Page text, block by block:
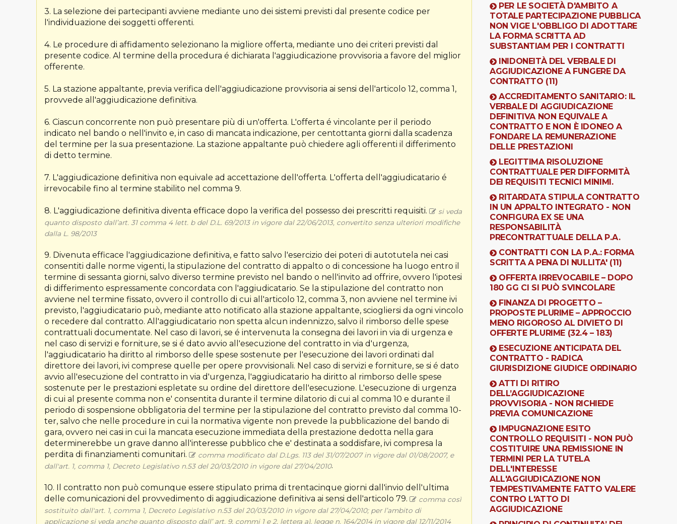
3. La selezione dei partecipanti avviene mediante uno dei sistemi previsti dal presente codice per
l'individuazione dei soggetti offerenti.
4. Le procedure di affidamento selezionano la migliore offerta, mediante uno dei criteri previsti dal
presente codice. Al termine della procedura é dichiarata l'aggiudicazione provvisoria a favore del miglior
offerente.
5. La stazione appaltante, previa verifica dell'aggiudicazione provvisoria ai sensi dell'articolo 12, comma 1,
provvede all'aggiudicazione definitiva.
6. Ciascun concorrente non può presentare più di un'offerta. L'offerta é vincolante per il periodo
indicato nel bando o nell'invito e, in caso di mancata indicazione, per centottanta giorni dalla scadenza
del termine per la sua presentazione. La stazione appaltante può chiedere agli offerenti il differimento
di detto termine.
7. L'aggiudicazione definitiva non equivale ad accettazione dell'offerta. L'offerta dell'aggiudicatario é
irrevocabile fino al termine stabilito nel comma 9.
8. L'aggiudicazione definitiva diventa efficace dopo la verifica del possesso dei prescritti requisiti.
si veda
quanto disposto dall’art. 31 comma 4 lett. b del D.L. 69/2013 in vigore dal 22/06/2013, convertito senza ulteriori modifiche
dalla L. 98/2013
9. Divenuta efficace l'aggiudicazione definitiva, e fatto salvo l'esercizio dei poteri di autotutela nei casi
consentiti dalle norme vigenti, la stipulazione del contratto di appalto o di concessione ha luogo entro il
termine di sessanta giorni, salvo diverso termine previsto nel bando o nell'invito ad offrire, ovvero l'ipotesi
di differimento espressamente concordata con l'aggiudicatario. Se la stipulazione del contratto non
avviene nel termine fissato, ovvero il controllo di cui all'articolo 12, comma 3, non avviene nel termine ivi
previsto, l'aggiudicatario può, mediante atto notificato alla stazione appaltante, sciogliersi da ogni vincolo
o recedere dal contratto. All'aggiudicatario non spetta alcun indennizzo, salvo il rimborso delle spese
contrattuali documentate. Nel caso di lavori, se é intervenuta la consegna dei lavori in via di urgenza e
nel caso di servizi e forniture, se si é dato avvio all'esecuzione del contratto in via d'urgenza,
l'aggiudicatario ha diritto al rimborso delle spese sostenute per l'esecuzione dei lavori ordinati dal
direttore dei lavori, ivi comprese quelle per opere provvisionali. Nel caso di servizi e forniture, se si é dato
avvio all'esecuzione del contratto in via d'urgenza, l'aggiudicatario ha diritto al rimborso delle spese
sostenute per le prestazioni espletate su ordine del direttore dell'esecuzione. L'esecuzione di urgenza
di cui al presente comma non e' consentita durante il termine dilatorio di cui al comma 10 e durante il
periodo di sospensione obbligatoria del termine per la stipulazione del contratto previsto dal comma 10-
ter, salvo che nelle procedure in cui la normativa vigente non prevede la pubblicazione del bando di
gara, ovvero nei casi in cui la mancata esecuzione immediata della prestazione dedotta nella gara
determinerebbe un grave danno all'interesse pubblico che e' destinata a soddisfare, ivi compresa la
perdita di finanziamenti comunitari.
comma modificato dal D.Lgs. 113 del 31/07/2007 in vigore dal 01/08/2007, e
dall'art. 1, comma 1, Decreto Legislativo n.53 del 20/03/2010 in vigore dal 27/04/2010.
10. Il contratto non può comunque essere stipulato prima di trentacinque giorni dall'invio dell'ultima
delle comunicazioni del provvedimento di aggiudicazione definitiva ai sensi dell'articolo 79.
comma così
sostituito dall'art. 1, comma 1, Decreto Legislativo n.53 del 20/03/2010 in vigore dal 27/04/2010; per l’ambito di
applicazione si veda anche quanto disposto dall’ art. 9, commi 1 e 2, lettera a), legge n. 164/2014 in vigore dal 12/11/2014
PER LE SOCIETÀ D'AMBITO A
TOTALE PARTECIPAZIONE PUBBLICA
NON VIGE L'OBBLIGO DI ADOTTARE
LA FORMA SCRITTA AD
SUBSTANTIAM PER I CONTRATTI
INIDONEITÀ DEL VERBALE DI
AGGIUDICAZIONE A FUNGERE DA
CONTRATTO (11)
ACCREDITAMENTO SANITARIO: IL
VERBALE DI AGGIUDICAZIONE
DEFINITIVA NON EQUIVALE A
CONTRATTO E NON È IDONEO A
FONDARE LA REMUNERAZIONE
DELLE PRESTAZIONI
LEGITTIMA RISOLUZIONE
CONTRATTUALE PER DIFFORMITÀ
DEI REQUISITI TECNICI MINIMI.
RITARDATA STIPULA CONTRATTO
IN UN APPALTO INTEGRATO - NON
CONFIGURA EX SE UNA
RESPONSABILITÀ
PRECONTRATTUALE DELLA P.A.
CONTRATTI CON LA P.A.: FORMA
SCRITTA A PENA DI NULLITA' (11)
OFFERTA IRREVOCABILE – DOPO
180 GG CI SI PUÒ SVINCOLARE
FINANZA DI PROGETTO –
PROPOSTE PLURIME – APPROCCIO
MENO RIGOROSO AL DIVIETO DI
OFFERTE PLURIME (32.4 – 183)
ESECUZIONE ANTICIPATA DEL
CONTRATTO - RADICA
GIURISDIZIONE GIUDICE ORDINARIO
ATTI DI RITIRO
DELL’AGGIUDICAZIONE
PROVVISORIA - NON RICHIEDE
PREVIA COMUNICAZIONE
IMPUGNAZIONE ESITO
CONTROLLO REQUISITI - NON PUÒ
COSTITUIRE UNA REMISSIONE IN
TERMINI PER LA TUTELA
DELL'INTERESSE
ALL'AGGIUDICAZIONE NON
TEMPESTIVAMENTE FATTO VALERE
CONTRO L'ATTO DI
AGGIUDICAZIONE